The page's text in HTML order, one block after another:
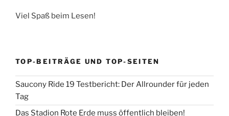
Viel Spaß beim Lesen!
TOP-BEITRÄGE UND TOP-SEITEN
Saucony Ride 19 Testbericht: Der Allrounder für jeden
Tag
Das Stadion Rote Erde muss öffentlich bleiben!